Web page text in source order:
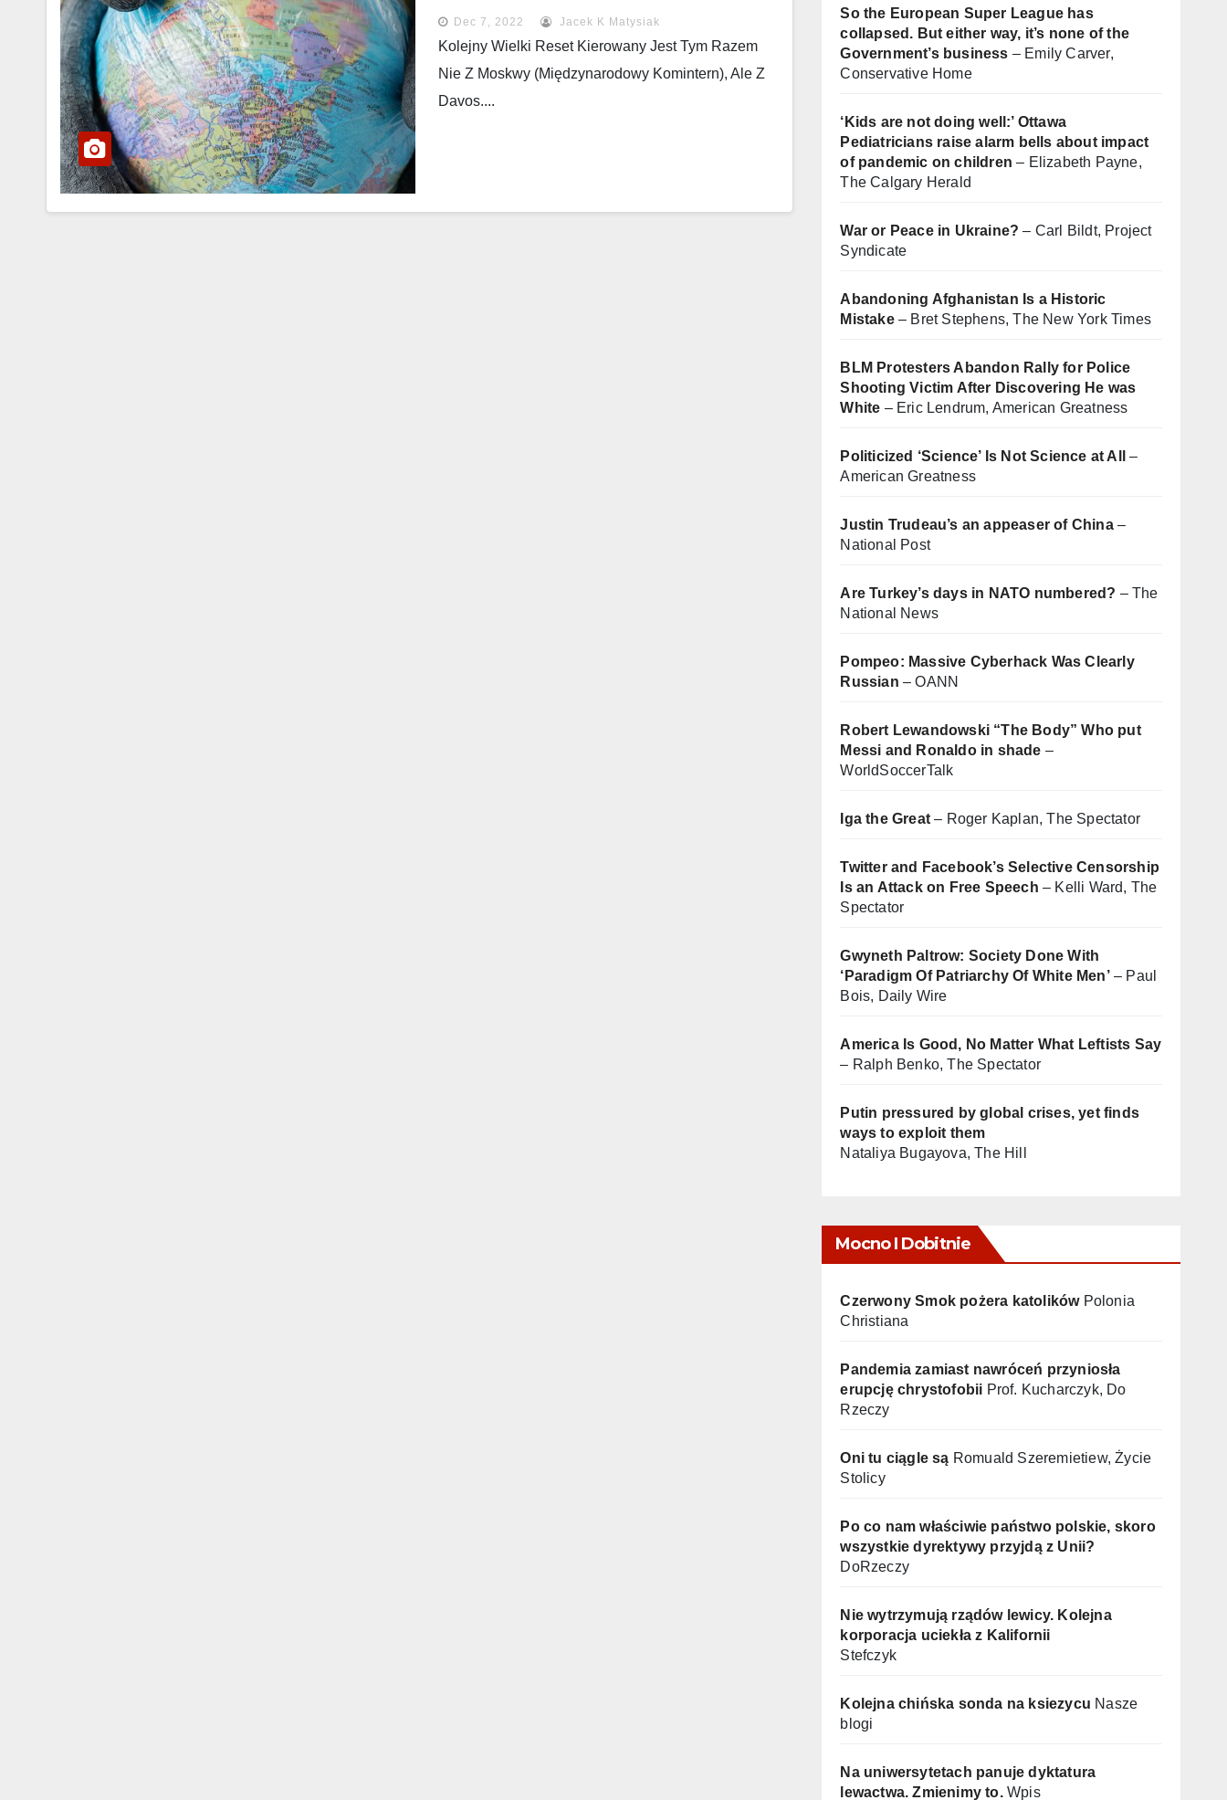
Dec 7, 2022 Jacek K Matysiak
Kolejny Wielki Reset Kierowany Jest Tym Razem
Nie Z Moskwy (międzynarodowy Komintern), Ale Z
Davos....
So the European Super League has
collapsed. But either way, it’s none of the
Government’s business – Emily Carver,
Conservative Home
‘Kids are not doing well:’ Ottawa
Pediatricians raise alarm bells about impact
of pandemic on children – Elizabeth Payne,
The Calgary Herald
War or Peace in Ukraine?– Carl Bildt, Project
Syndicate
Abandoning Afghanistan Is a Historic
Mistake– Bret Stephens, The New York Times
BLM Protesters Abandon Rally for Police
Shooting Victim After Discovering He was
White – Eric Lendrum, American Greatness
Politicized ‘Science’ Is Not Science at All
–
American Greatness
Justin Trudeau’s an appeaser of China–
National Post
Are Turkey’s days in NATO numbered? – The
National News
Pompeo: Massive Cyberhack Was Clearly
Russian – OANN
Robert Lewandowski “The Body” Who put
Messi and Ronaldo in shade –
WorldSoccerTalk
Iga the Great– Roger Kaplan, The Spectator
Twitter and Facebook’s Selective Censorship
Is an Attack on Free Speech – Kelli Ward, The
Spectator
Gwyneth Paltrow: Society Done With
‘Paradigm Of Patriarchy Of White Men’– Paul
Bois, Daily Wire
America Is Good, No Matter What Leftists Say
– Ralph Benko, The Spectator
Putin pressured by global crises, yet finds
ways to exploit them
Nataliya Bugayova, The Hill
Mocno I Dobitnie
Czerwony Smok pożera katolikówPolonia
Christiana
Pandemia zamiast nawróceń przyniosła
erupcję chrystofobii Prof. Kucharczyk, Do
Rzeczy
Oni tu ciągle są Romuald Szeremietiew, Życie
Stolicy
Po co nam właściwie państwo polskie, skoro
wszystkie dyrektywy przyjdą z Unii?
DoRzeczy
Nie wytrzymują rządów lewicy. Kolejna
korporacja uciekła z Kalifornii
Stefczyk
Kolejna chińska sonda na ksiezycu Nasze
blogi
Na uniwersytetach panuje dyktatura
lewactwa. Zmienimy to.Wpis